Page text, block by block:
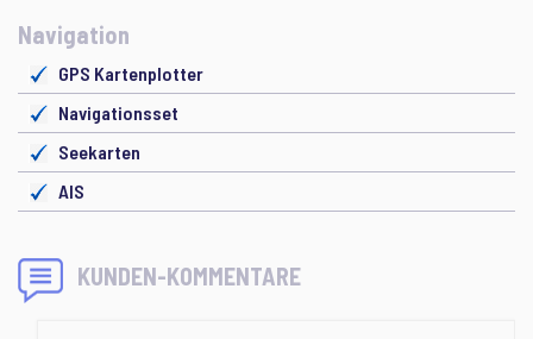
Navigation
GPS Kartenplotter
Navigationsset
Seekarten
AIS
KUNDEN-KOMMENTARE